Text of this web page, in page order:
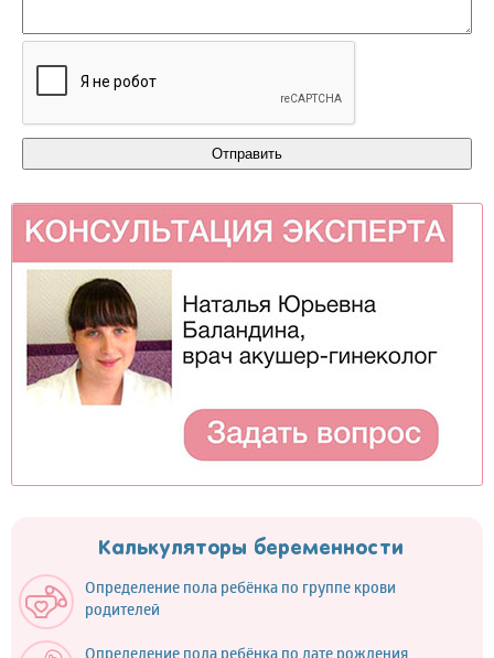
Калькуляторы беременности
Определение пола ребёнка по группе крови
родителей